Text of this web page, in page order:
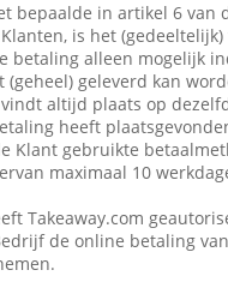
bepaalde in artikel 6 van
is het
betaling alleen mogelijk
(geheel) geleverd kan
altijd plaats op
heeft
Klant gebruikte
maximaal 10
Takeaway.com
de online betaling